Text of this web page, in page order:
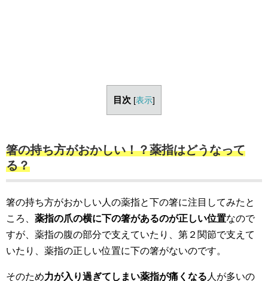
目次 [表示]
箸の持ち方がおかしい！？薬指はどうなって
る？
箸の持ち方がおかしい人の薬指と下の箸に注目してみたと
ころ、 薬指の爪の横に下の箸があるのが正しい位置なので
すが、薬指の腹の部分で支えていたり、第２関節で支えて
いたり、薬指の正しい位置に下の箸がないのです。
そのため力が入り過ぎてしまい薬指が痛くなる 人が多いの